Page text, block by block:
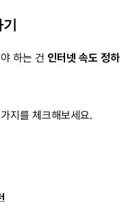
하는 건 인터넷 속도 정하
지를 체크해보세요.